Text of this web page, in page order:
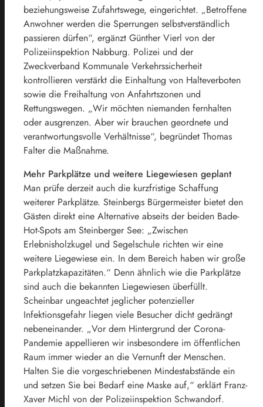
beziehungsweise Zufahrtswege, eingerichtet. „Betroffene
Anwohner werden die Sperrungen selbstverständlich
passieren dürfen“, ergänzt Günther Vierl von der
Polizeiinspektion Nabburg. Polizei und der
Zweckverband Kommunale Verkehrssicherheit
kontrollieren verstärkt die Einhaltung von Halteverboten
sowie die Freihaltung von Anfahrtszonen und
Rettungswegen. „Wir möchten niemanden fernhalten
oder ausgrenzen. Aber wir brauchen geordnete und
verantwortungsvolle Verhältnisse“, begründet Thomas
Falter die Maßnahme.
Mehr Parkplätze und weitere Liegewiesen geplant
Man prüfe derzeit auch die kurzfristige Schaffung
weiterer Parkplätze. Steinbergs Bürgermeister bietet den
Gästen direkt eine Alternative abseits der beiden Bade-
Hot-Spots am Steinberger See: „Zwischen
Erlebnisholzkugel und Segelschule richten wir eine
weitere Liegewiese ein. In dem Bereich haben wir große
Parkplatzkapazitäten.“ Denn ähnlich wie die Parkplätze
sind auch die bekannten Liegewiesen überfüllt.
Scheinbar ungeachtet jeglicher potenzieller
Infektionsgefahr liegen viele Besucher dicht gedrängt
nebeneinander. „Vor dem Hintergrund der Corona-
Pandemie appellieren wir insbesondere im öffentlichen
Raum immer wieder an die Vernunft der Menschen.
Halten Sie die vorgeschriebenen Mindestabstände ein
und setzen Sie bei Bedarf eine Maske auf,“ erklärt Franz-
Xaver Michl von der Polizeiinspektion Schwandorf.